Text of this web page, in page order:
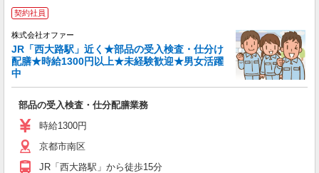
契約社員
株式会社オファー
JR「西大路駅」近く★部品の受入検査・仕分け
配膳★時給1300円以上★未経験歓迎★男女活躍
中
部品の受入検査・仕分配膳業務
時給1300円
京都市南区
JR「西大路駅」から徒歩15分